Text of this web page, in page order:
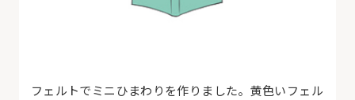
フェルトでミニひまわりを作りました。黄色いフェル